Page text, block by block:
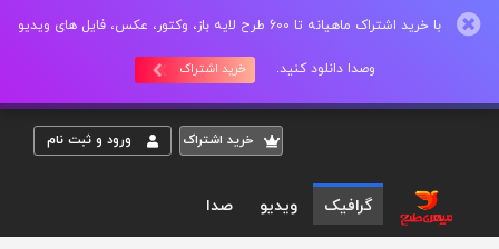
با خرید اشتراک ماهیانه تا 600 طرح لایه باز، وکتور، عکس، فایل های ویدیو
وصدا دانلود کنید. خرید اشتراک
خريد اشتراک ورود و ثبت نام
گرافیک ویدیو صدا